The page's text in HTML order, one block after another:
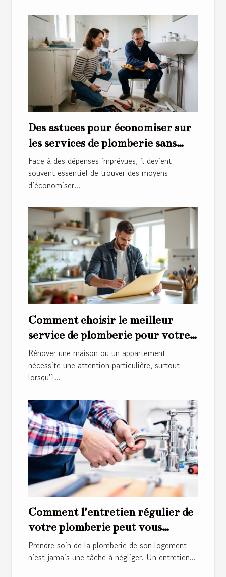
Des astuces pour économiser sur
les services de plomberie sans
compromettre la qualité
Face à des dépenses imprévues, il devient
souvent essentiel de trouver des moyens
d’économiser...
Comment choisir le meilleur
service de plomberie pour votre
rénovation ?
Rénover une maison ou un appartement
nécessite une attention particulière, surtout
lorsqu'il...
Comment l’entretien régulier de
votre plomberie peut vous
économiser de l'argent ?
Prendre soin de la plomberie de son logement
n’est jamais une tâche à négliger. Un entretien...